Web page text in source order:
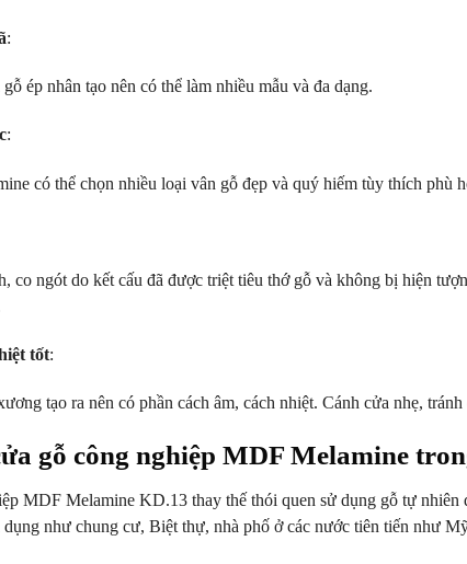
:
ép nhân tạo nên có thể làm nhiều mẫu và đa dạng.
:
có thể chọn nhiều loại vân gỗ đẹp và quý hiếm tùy thích phù
co ngót do kết cấu đã được triệt tiêu thớ gỗ và không bị hiện
tốt:
tạo ra nên có phần cách âm, cách nhiệt. Cánh cửa nhẹ,
gỗ công nghiệp MDF Melamine
MDF Melamine KD.13 thay thế thói quen sử dụng gỗ tự
dụng như chung cư, Biệt thự, nhà phố ở các nước tiên tiến như